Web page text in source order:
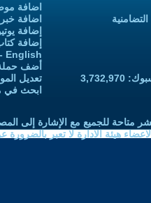
اضافة
اضافة خبر
إضافة
إضافة
English
أضف
تعديل
ابحث في
متاحة للجميع مع الإشارة إلى
هيئة الادارة لا تعبر بالضرورة